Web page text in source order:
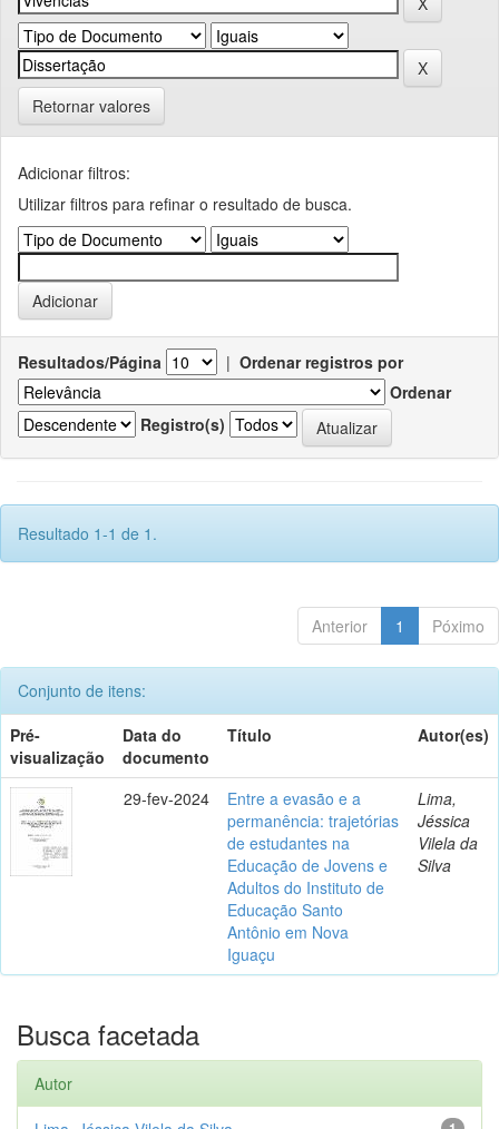
Retornar valores
Adicionar filtros:
Utilizar filtros para refinar o resultado de busca.
Resultados/Página | Ordenar registros por
Ordenar
Registro(s)
Resultado 1-1 de 1.
Anterior 1 Póximo
Conjunto de itens:
Pré-
visualização
Data do
documento
Título Autor(es)
29-fev-2024
Entre a evasão e a
permanência: trajetórias
de estudantes na
Educação de Jovens e
Adultos do Instituto de
Educação Santo
Antônio em Nova
Iguaçu
Lima,
Jéssica
Vilela da
Silva
Busca facetada
Autor